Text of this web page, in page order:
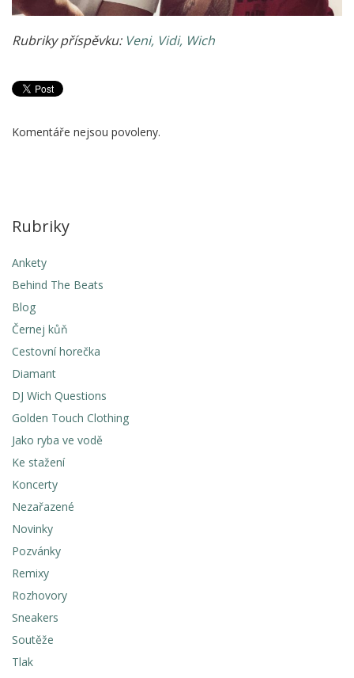
Rubriky příspěvku: Veni, Vidi, Wich
Komentáře nejsou povoleny.
Rubriky
Ankety
Behind The Beats
Blog
Černej kůň
Cestovní horečka
Diamant
DJ Wich Questions
Golden Touch Clothing
Jako ryba ve vodě
Ke stažení
Koncerty
Nezařazené
Novinky
Pozvánky
Remixy
Rozhovory
Sneakers
Soutěže
Tlak